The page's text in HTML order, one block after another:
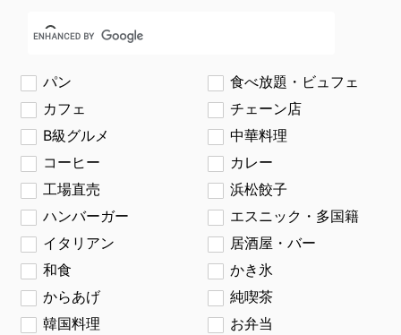
パン
食べ放題・ビュフェ
カフェ
チェーン店
B級グルメ
中華料理
コーヒー
カレー
工場直売
浜松餃子
ハンバーガー
エスニック・多国籍
イタリアン
居酒屋・バー
和食
かき氷
からあげ
純喫茶
韓国料理
お弁当